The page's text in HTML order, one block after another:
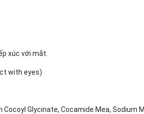
xúc với mắt.
with eyes)
Glycinate, Cocamide Mea, Sodium